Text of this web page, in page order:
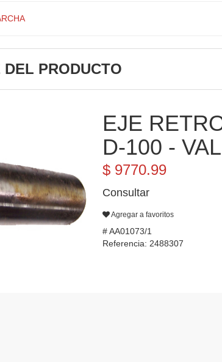
PRODUCTO
EJE
D-100 -
$ 9770.99
Consultar
Agregar a favoritos
# AA01073/1
Referencia: 2488307